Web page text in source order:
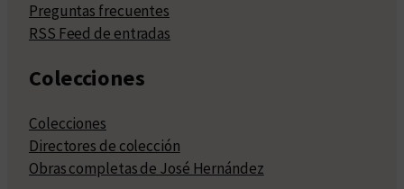
Preguntas frecuentes
RSS Feed de entradas
Colecciones
Colecciones
Directores de colección
Obras completas de José Hernández